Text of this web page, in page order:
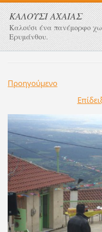
ΚΑΛΟΥΣΙ ΑΧΑΙΑΣ
Καλούσι ένα πανέμορφο
Ερυμάνθου.
Προηγούμενο